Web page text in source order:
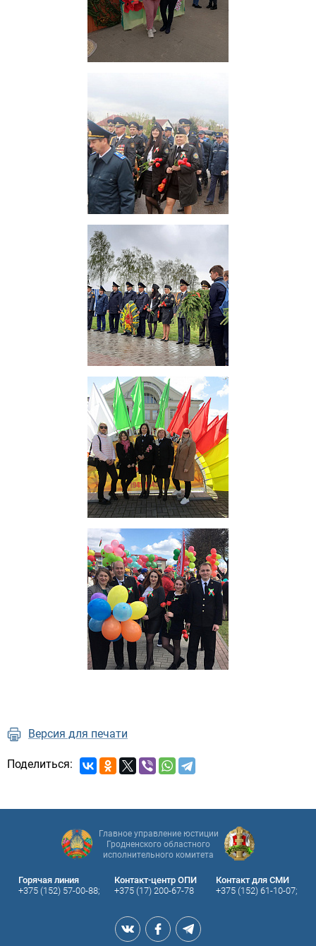
Версия для печати
Поделиться:
Главное управление юстиции
Гродненского областного
исполнительного комитета
Горячая линия
+375 (152) 57-00-88;
Контакт-центр ОПИ
+375 (17) 200-67-78
Контакт для СМИ
+375 (152) 61-10-07;